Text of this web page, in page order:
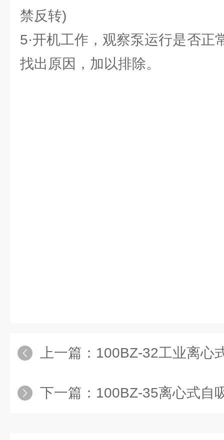
禁反转)
5·开机工作，观察泵运行是否正
找出原因，加以排除。
上一篇： 100BZ-32工业离心
下一篇： 100BZ-35离心式自